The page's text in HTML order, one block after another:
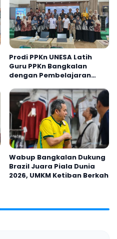
Prodi PPKn UNESA Latih
Guru PPKn Bangkalan
dengan Pembelajaran
Wabup Bangkalan Dukung
Brazil Juara Piala Dunia
2026, UMKM Ketiban Berkah